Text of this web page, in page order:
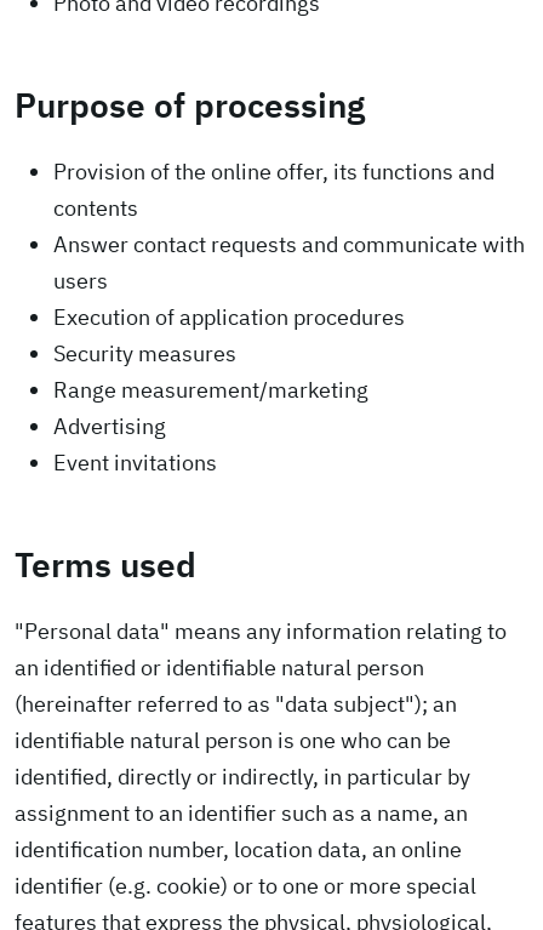
Purpose of processing
Provision of the online offer, its functions and
contents
Answer contact requests and communicate with
users
Execution of application procedures
Security measures
Range measurement/marketing
Advertising
Event invitations
Terms used
"Personal data" means any information relating to
an identified or identifiable natural person
(hereinafter referred to as "data subject"); an
identifiable natural person is one who can be
identified, directly or indirectly, in particular by
assignment to an identifier such as a name, an
identification number, location data, an online
identifier (e.g. cookie) or to one or more special
features that express the physical, physiological,